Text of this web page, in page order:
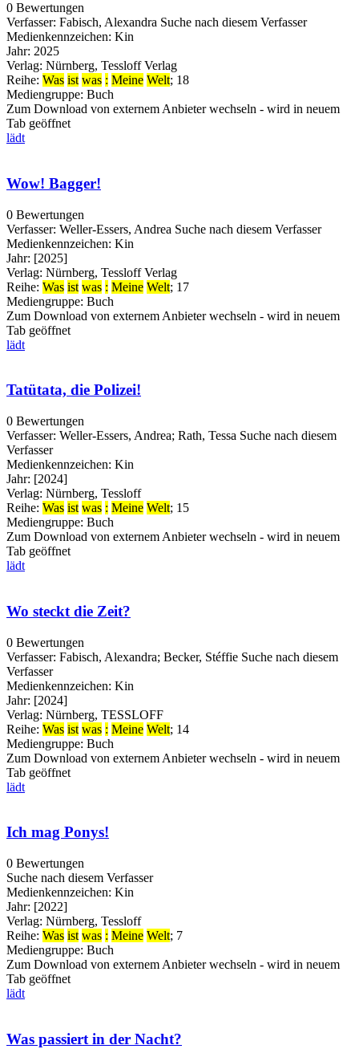
0 Bewertungen
Verfasser: Fabisch, Alexandra Suche nach diesem Verfasser
Medienkennzeichen: Kin
Jahr: 2025
Verlag: Nürnberg, Tessloff Verlag
Reihe: Was ist was : Meine Welt; 18
Mediengruppe: Buch
Zum Download von externem Anbieter wechseln - wird in neuem
Tab geöffnet
lädt
Wow! Bagger!
0 Bewertungen
Verfasser: Weller-Essers, Andrea Suche nach diesem Verfasser
Medienkennzeichen: Kin
Jahr: [2025]
Verlag: Nürnberg, Tessloff Verlag
Reihe: Was ist was : Meine Welt; 17
Mediengruppe: Buch
Zum Download von externem Anbieter wechseln - wird in neuem
Tab geöffnet
lädt
Tatütata, die Polizei!
0 Bewertungen
Verfasser: Weller-Essers, Andrea; Rath, Tessa Suche nach diesem
Verfasser
Medienkennzeichen: Kin
Jahr: [2024]
Verlag: Nürnberg, Tessloff
Reihe: Was ist was : Meine Welt; 15
Mediengruppe: Buch
Zum Download von externem Anbieter wechseln - wird in neuem
Tab geöffnet
lädt
Wo steckt die Zeit?
0 Bewertungen
Verfasser: Fabisch, Alexandra; Becker, Stéffie Suche nach diesem
Verfasser
Medienkennzeichen: Kin
Jahr: [2024]
Verlag: Nürnberg, TESSLOFF
Reihe: Was ist was : Meine Welt; 14
Mediengruppe: Buch
Zum Download von externem Anbieter wechseln - wird in neuem
Tab geöffnet
lädt
Ich mag Ponys!
0 Bewertungen
Suche nach diesem Verfasser
Medienkennzeichen: Kin
Jahr: [2022]
Verlag: Nürnberg, Tessloff
Reihe: Was ist was : Meine Welt; 7
Mediengruppe: Buch
Zum Download von externem Anbieter wechseln - wird in neuem
Tab geöffnet
lädt
Was passiert in der Nacht?